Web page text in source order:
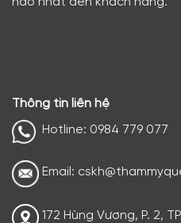
Thông tin liên hệ
Hotline: 0984 779 077
Email:
172 Hùng Vương, P. 2,